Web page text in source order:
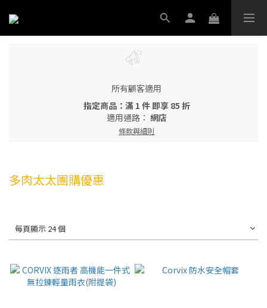
所有顧客適用
指定商品：滿 1 件 即享 85 折
適用通路： 網店
條款與細則
多肉太太團購優惠
每頁顯示 24 個